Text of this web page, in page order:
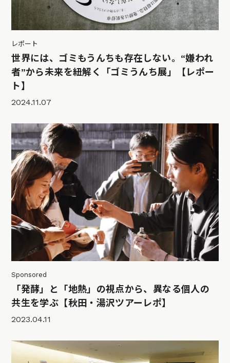
レポート
世界には、ゴミもうんちも存在しない。“嫌われ
者”から未来を紐解く「ゴミうんち展」【レポー
ト】
2024.11.07
Sponsored
「発酵」と「地熱」の視点から、異なる個人の
共生を学ぶ【秋田・湯沢ツアーレポ】
2023.04.11